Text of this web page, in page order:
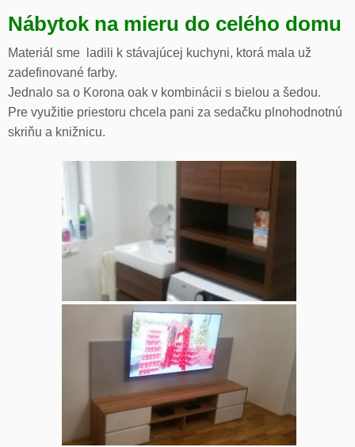
Nábytok na mieru do celého domu
Materiál sme ladili k stávajúcej kuchyni, ktorá mala už
zadefinované farby.
Jednalo sa o Korona oak v kombinácii s bielou a šedou.
Pre využitie priestoru chcela pani za sedačku plnohodnotnú
skriňu a knižnicu.